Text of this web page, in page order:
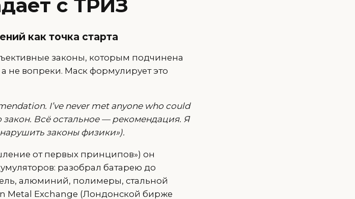
с ТРИЗ
как точка старта
законы, которым подчинена
не вопреки. Маск формулирует это
I’ve never met anyone who could
Всё остальное — рекомендация. Я
законы физики»).
от первых принципов») он
разобрал батарею до
алюминий, полимеры, стальной
Metal Exchange (Лондонской бирже